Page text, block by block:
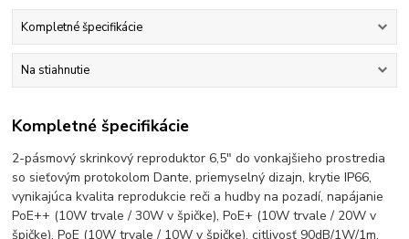
Kompletné špecifikácie
Na stiahnutie
Kompletné špecifikácie
2-pásmový skrinkový reproduktor 6,5" do vonkajšieho prostredia
so sieťovým protokolom Dante, priemyselný dizajn, krytie IP66,
vynikajúca kvalita reprodukcie reči a hudby na pozadí, napájanie
PoE++ (10W trvale / 30W v špičke), PoE+ (10W trvale / 20W v
špičke), PoE (10W trvale / 10W v špičke), citlivosť 90dB/1W/1m,